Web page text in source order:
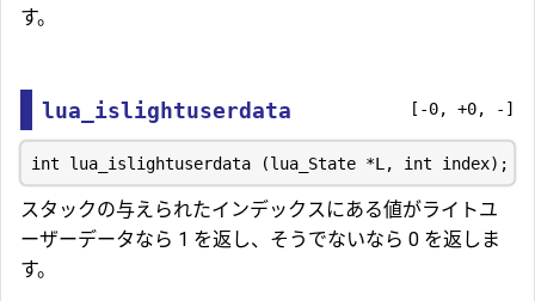
す。
lua_islightuserdata [-0, +0, -]
スタックの与えられたインデックスにある値がライトユ
ーザーデータなら 1 を返し、そうでないなら 0 を返しま
す。